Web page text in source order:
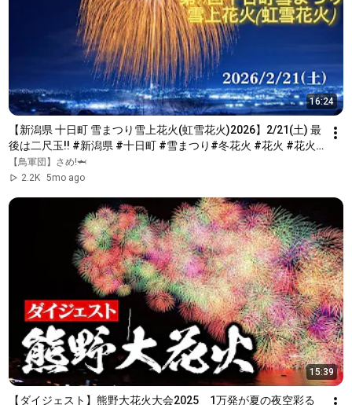
16:24
【新潟県 十日町 雪まつり雪上花火(虹雪花火)2026】2/21(土) 最
後は二尺玉!! #新潟県 #十日町 #雪まつり#冬花火 #花火 #花火
【鳥軍団】さめ!🦈
2.2K 5mo ago
15:39
【ダイジェスト】熊野大花火大会2025　1万発が夏の夜空彩る